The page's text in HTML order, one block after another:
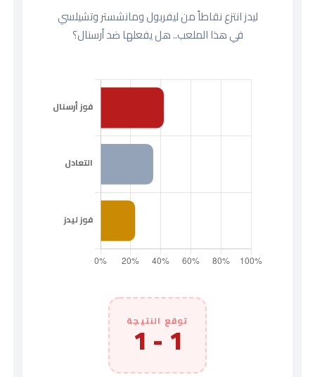
ليدز انتزع نقاطاً من ليفربول ومانشستر وتشيلسي
في هذا الملعب.. هل يفعلها ضد أرسنال؟
توقع النتيجة
1 - 1